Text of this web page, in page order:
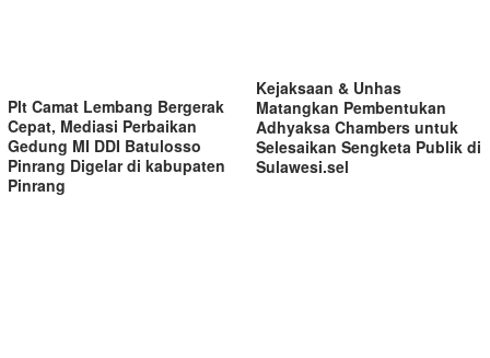
Plt Camat Lembang Bergerak
Cepat, Mediasi Perbaikan
Gedung MI DDI Batulosso
Pinrang Digelar di kabupaten
Pinrang
Kejaksaan & Unhas
Matangkan Pembentukan
Adhyaksa Chambers untuk
Selesaikan Sengketa Publik di
Sulawesi.sel